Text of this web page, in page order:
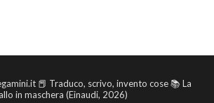
📕 Traduco, scrivo, invento cose📚 La
in maschera (Einaudi, 2026)